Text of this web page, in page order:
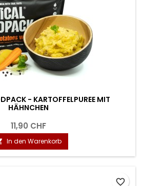
- KARTOFFELPUREE MIT
HÄHNCHEN
11,90 CHF
In den Warenkorb
favorite_border